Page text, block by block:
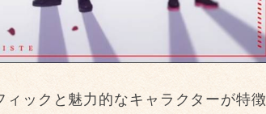
ックと魅力的なキャラクターが特徴